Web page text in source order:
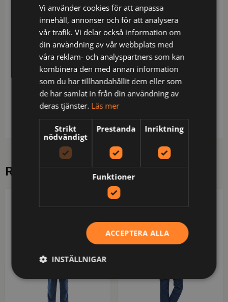
Overall med tvåvägsdragkedja upp till kragen
framtill. Djupa sidfickor, även öppningar i sidorna
för att komma åt fickor i byxorna under. Bröstfickor
på båda sidor med plats för pennor, papper etc den
vänstra med fäste för id-kort, fickorna försluts med
kardborre. Verktygsficka med knivknapp.
Tumstocksficka. Reglerbar midja med invändig
resår. Bakfickor, försluts med kardborre. Invändiga
knäskyddsfickor. Benlängden kan förlängas med 5
cm genom ett utvik i benslutet.
RELATERADE PRODUKTER
Vi använder cookies för att anpassa
innehåll, annonser och för att analysera
vår trafik. Vi delar också information om
din användning av vår webbplats med
våra reklam- och analyspartners som kan
kombinera den med annan information
som du har tillhandahållit dem eller som
de har samlat in från din användning av
deras tjänster. Läs mer
Strikt
nödvändigt
Prestanda Inriktning
Funktioner
ACCEPTERA ALLA
INSTÄLLNIGAR